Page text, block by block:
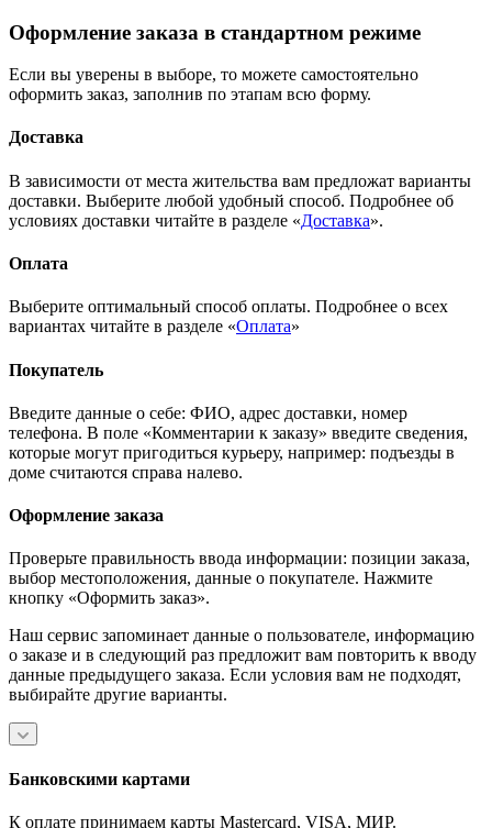
Оформление заказа в стандартном режиме
Если вы уверены в выборе, то можете самостоятельно
оформить заказ, заполнив по этапам всю форму.
Доставка
В зависимости от места жительства вам предложат варианты
доставки. Выберите любой удобный способ. Подробнее об
условиях доставки читайте в разделе «Доставка».
Оплата
Выберите оптимальный способ оплаты. Подробнее о всех
вариантах читайте в разделе «Оплата»
Покупатель
Введите данные о себе: ФИО, адрес доставки, номер
телефона. В поле «Комментарии к заказу» введите сведения,
которые могут пригодиться курьеру, например: подъезды в
доме считаются справа налево.
Оформление заказа
Проверьте правильность ввода информации: позиции заказа,
выбор местоположения, данные о покупателе. Нажмите
кнопку «Оформить заказ».
Наш сервис запоминает данные о пользователе, информацию
о заказе и в следующий раз предложит вам повторить к вводу
данные предыдущего заказа. Если условия вам не подходят,
выбирайте другие варианты.
Банковскими картами
К оплате принимаем карты Mastercard, VISA, МИР.